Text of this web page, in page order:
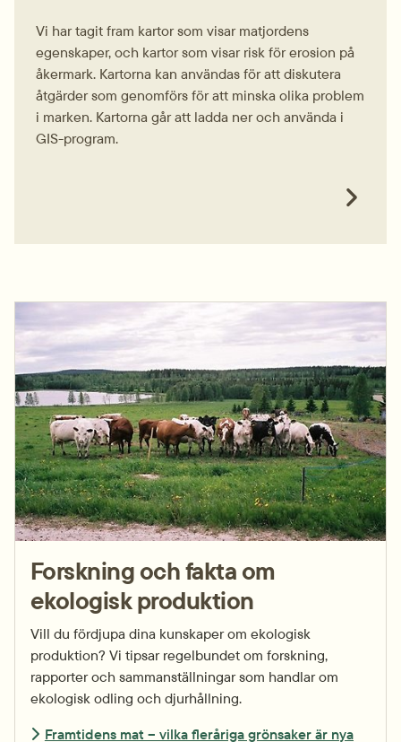
Vi har tagit fram kartor som visar matjordens
egenskaper, och kartor som visar risk för erosion på
åkermark. Kartorna kan användas för att diskutera
åtgärder som genomförs för att minska olika problem
i marken. Kartorna går att ladda ner och använda i
GIS-program.
Forskning och fakta om
ekologisk produktion
Vill du fördjupa dina kunskaper om ekologisk
produktion? Vi tipsar regelbundet om forskning,
rapporter och sammanställningar som handlar om
ekologisk odling och djurhållning.
Framtidens mat – vilka fleråriga grönsaker är nya